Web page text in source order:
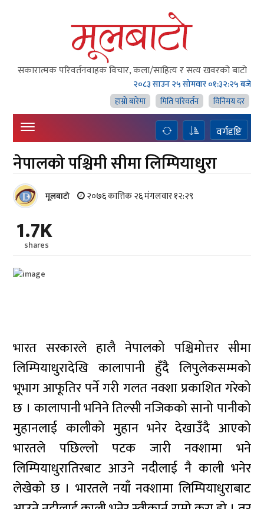
सकारात्मक परिवर्तनवाहक विचार, कला/साहित्य र सत्य खवरको बाटाे
२०८३ साउन २५ सोमवार०१:३२:२७ बजे
हाम्राे बारेमा
मिति परिवर्तन विनिमय दर
वर्गदृष्टि
नेपालको पश्चिमी सीमा लिम्पियाधुरा
मूलबाटाे २०७६ कात्तिक २६ मंगलवार १२:२९
1.7K
shares
भारत सरकारले हालै नेपालको पश्चिमोत्तर सीमा
लिम्पियाधुरादेखि कालापानी हुँदै लिपुलेकसम्मको
भूभाग आफूतिर पर्ने गरी गलत नक्शा प्रकाशित गरेको
छ । कालापानी भनिने तिल्सी नजिकको सानो पानीको
मुहानलाई कालीको मुहान भनेर देखाउँदै आएको
भारतले पछिल्लो पटक जारी नक्शामा भने
लिम्पियाधुरातिरबाट आउने नदीलाई नै काली भनेर
लेखेको छ । भारतले नयाँ नक्शामा लिम्पियाधुराबाट